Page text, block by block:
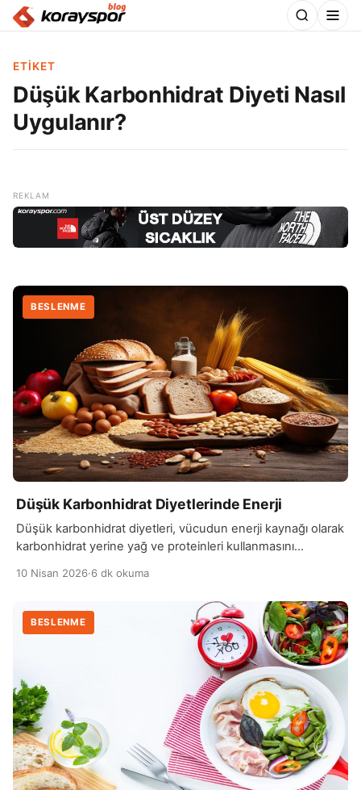
ETIKET
Düşük Karbonhidrat Diyeti Nasıl
Uygulanır?
BESLENME
Düşük Karbonhidrat Diyetlerinde Enerji
Düşük karbonhidrat diyetleri, vücudun enerji kaynağı olarak
karbonhidrat yerine yağ ve proteinleri kullanmasını
kan şekeri seviyelerinin daha stabil olmasını sağlasa da
başlangıçta enerji düşüklüğüne neden olabilir. Özellikle
günlük aktiviteler sırasında kişi, alışık olduğu hızlı enerji
kaynağından yoksun kaldığı için yorgunluk hissedebilir.
Vücut, düşük karbonhidrat alımına uyum sağladıkça keton
10 Nisan 2026·6 dk okuma
BESLENME